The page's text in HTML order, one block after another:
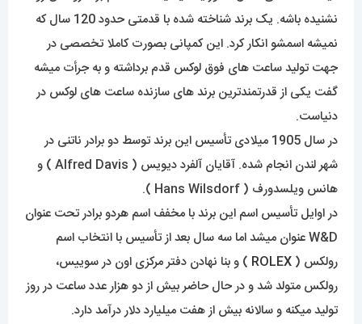
نشنیده باشه. یک برند شناخته شده با قدمتی حدود 120 سال که
نمیشه اسمشو انکار کرد. این کمپانی بصورت کاملا تخصصی در
جهت تولید ساعت های فوق لوکس قدم برداشته و به جرأت میشه
گفت یکی از قدرتمندترین برند های سازنده ساعت های لوکس در
دنیاست.
در سال 1905 میلادی تأسیس این برند توسط دو برادر ناتنی در
شهر لندن انجام شده. آقایان آلفرد دیویس ( Alfred Davis ) و
هانس ویلسدورف ( Hans Wilsdorf ).
در اوایل تأسیس اسم این برند با مخفف اسم هردو برادر تحت عنوان
W&D عنوان میشد اما سه سال بعد از تأسیس با انتخاب اسم
رولکس ( ROLEX ) و بنا نهادن دفتر مرکزی اون در سوییس،
رولکس متولد شد و در حال حاضر بیش از دو هزار عدد ساعت در روز
تولید میکنه و سالانه بیش از هفت میلیارد دلار درآمد دارد.